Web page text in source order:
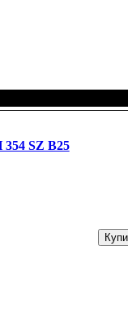
354 SZ B25